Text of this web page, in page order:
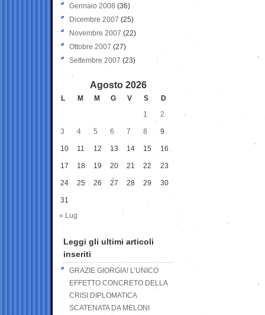
Gennaio 2008 (36)
Dicembre 2007 (25)
Novembre 2007 (22)
Ottobre 2007 (27)
Settembre 2007 (23)
Agosto 2026
L M M G V S
D
1
2
3 4 5 6 7 8 9
10 11 12 13 14 15 16
17 18 19 20 21 22 23
24 25 26 27 28 29 30
31
« Lug
Leggi gli ultimi articoli
inseriti
GRAZIE GIORGIA! L’UNICO
EFFETTO CONCRETO DELLA
CRISI DIPLOMATICA
SCATENATA DA MELONI